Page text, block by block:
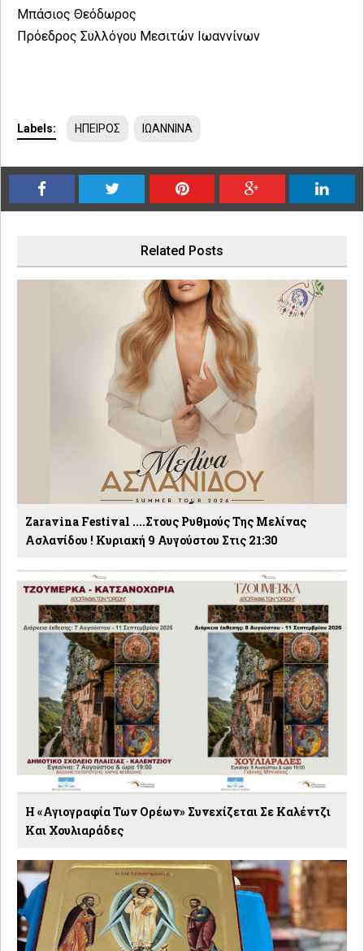
Μπάσιος Θεόδωρος
Πρόεδρος Συλλόγου Μεσιτών Ιωαννίνων
Labels: ΗΠΕΙΡΟΣ ΙΩΑΝΝΙΝΑ
Related Posts
Zaravina Festival ....στους Ρυθμούς Της Μελίνας
Ασλανίδου ! Κυριακή 9 Αυγούστου Στις 21:30
Η «Αγιογραφία Των Ορέων» Συνεχίζεται Σε Καλέντζι
Και Χουλιαράδες